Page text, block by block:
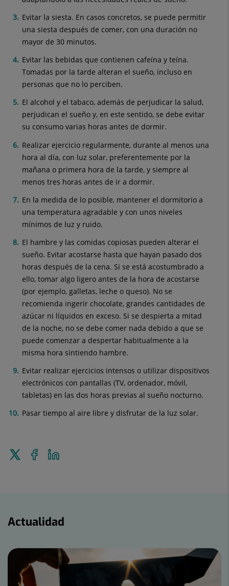
Evitar la siesta. En casos concretos, se puede permitir
una siesta después de comer, con una duración no
mayor de 30 minutos.
Evitar las bebidas que contienen cafeína y teína.
Tomadas por la tarde alteran el sueño, incluso en
personas que no lo perciben.
El alcohol y el tabaco, además de perjudicar la salud,
perjudican el sueño y, en este sentido, se debe evitar
su consumo varias horas antes de dormir.
Realizar ejercicio regularmente, durante al menos una
hora al día, con luz solar, preferentemente por la
mañana o primera hora de la tarde, y siempre al
menos tres horas antes de ir a dormir.
En la medida de lo posible, mantener el dormitorio a
una temperatura agradable y con unos niveles
mínimos de luz y ruido.
El hambre y las comidas copiosas pueden alterar el
sueño. Evitar acostarse hasta que hayan pasado dos
horas después de la cena. Si se está acostumbrado a
ello, tomar algo ligero antes de la hora de acostarse
(por ejemplo, galletas, leche o queso). No se
recomienda ingerir chocolate, grandes cantidades de
azúcar ni líquidos en exceso. Si se despierta a mitad
de la noche, no se debe comer nada debido a que se
puede comenzar a despertar habitualmente a la
misma hora sintiendo hambre.
Evitar realizar ejercicios intensos o utilizar dispositivos
electrónicos con pantallas (TV, ordenador, móvil,
tabletas) en las dos horas previas al sueño nocturno.
Pasar tiempo al aire libre y disfrutar de la luz solar.
Enviar
Compartir
Actualidad